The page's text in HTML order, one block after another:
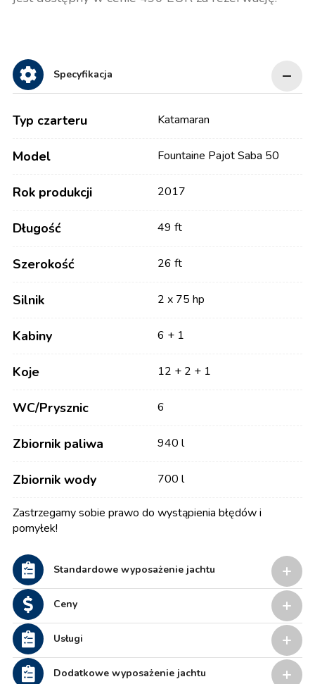
Specyfikacja
Typ czarteru Katamaran
Model Fountaine Pajot Saba 50
Rok produkcji 2017
Długość 49 ft
Szerokość 26 ft
Silnik 2 x 75 hp
Kabiny 6 + 1
Koje 12 + 2 + 1
WC/Prysznic 6
Zbiornik paliwa 940 l
Zbiornik wody 700 l
Zastrzegamy sobie prawo do wystąpienia błędów i
pomyłek!
Standardowe wyposażenie jachtu
Ceny
Usługi
Dodatkowe wyposażenie jachtu